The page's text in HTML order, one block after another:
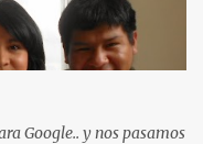
Google.. y nos pasamos